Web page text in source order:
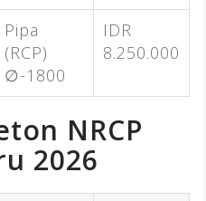
Pipa
(RCP)
∅-1800
IDR
8.250.000
NRCP
2026